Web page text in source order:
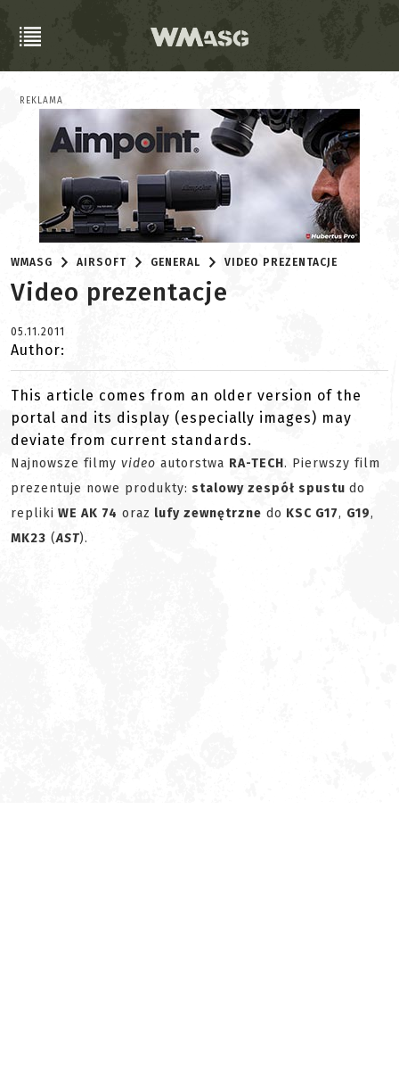
REKLAMA
WMASG AIRSOFT GENERAL VIDEO PREZENTACJE
Video prezentacje
05.11.2011
Author:
This article comes from an older version of the
portal and its display (especially images) may
deviate from current standards.
Najnowsze filmy video autorstwa RA-TECH. Pierwszy film
prezentuje nowe produkty: stalowy zespół spustu do
repliki WE AK 74 oraz lufy zewnętrzne do KSC G17, G19,
MK23 (AST).